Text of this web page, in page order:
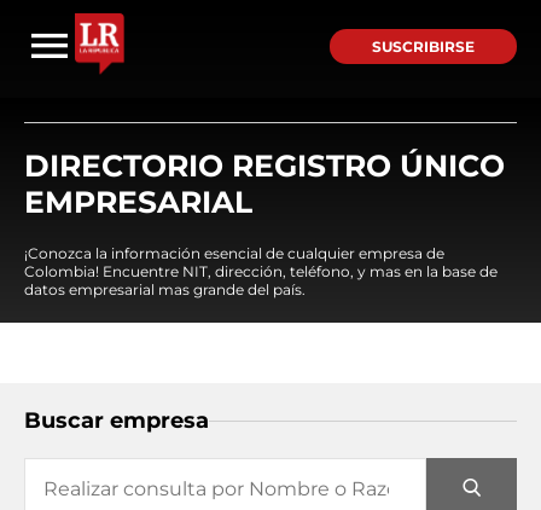
SUSCRIBIRSE
DIRECTORIO REGISTRO ÚNICO
EMPRESARIAL
¡Conozca la información esencial de cualquier empresa de
Colombia! Encuentre NIT, dirección, teléfono, y mas en la base de
datos empresarial mas grande del país.
Buscar empresa